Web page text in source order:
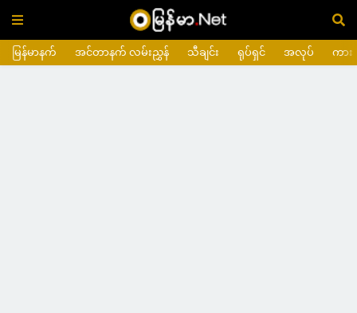
မြန်မာနက် အင်တာနက် လမ်းညွှန် သီချင်း ရုပ်ရှင် အလုပ် ကား